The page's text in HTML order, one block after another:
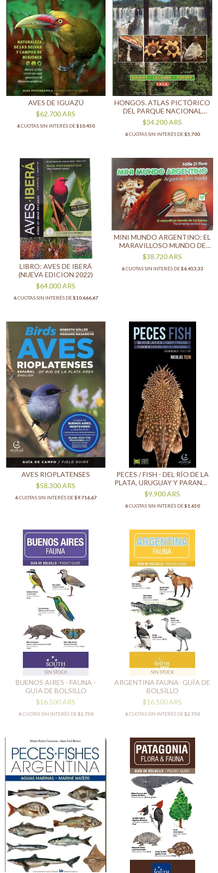
AVES DE IGUAZÚ
$62.700ARS
6CUOTAS SIN INTERÉS DE$10.450
HONGOS. ATLAS PICTÓRICO
DEL PARQUE NACIONAL
IGUAZÚ
$34.200ARS
6CUOTAS SIN INTERÉS DE$5.700
LIBRO: AVES DE IBERÁ
(NUEVA EDICION 2022)
$64.000ARS
6CUOTAS SIN INTERÉS DE$10.666,67
MINI MUNDO ARGENTINO: EL
MARAVILLOSO MUNDO DE
LOS BICHOS.
$38.720ARS
6CUOTAS SIN INTERÉS DE$6.453,33
AVES RIOPLATENSES
$58.300ARS
6CUOTAS SIN INTERÉS DE$9.716,67
PECES / FISH - DEL RÍO DE LA
PLATA, URUGUAY Y PARANÁ -
GUÍA DE BOLSILLO
$9.900ARS
6CUOTAS SIN INTERÉS DE$1.650
SIN STOCK
BUENOS AIRES - FAUNA -
GUIA DE BOLSILLO
$16.500ARS
6CUOTAS SIN INTERÉS DE$2.750
SIN STOCK
ARGENTINA FAUNA- GUÍA DE
BOLSILLO
$16.500ARS
6CUOTAS SIN INTERÉS DE$2.750